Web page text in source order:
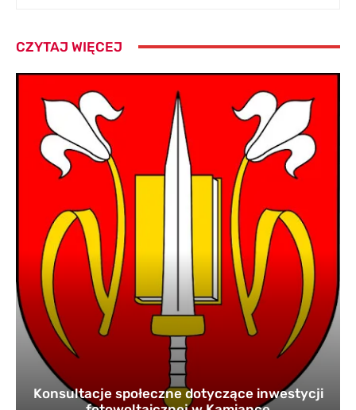
CZYTAJ WIĘCEJ
Konsultacje społeczne dotyczące inwestycji